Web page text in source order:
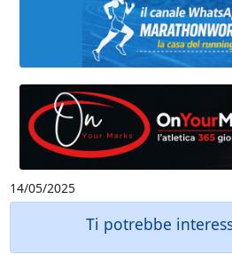
14/05/2025
Ti potrebbe